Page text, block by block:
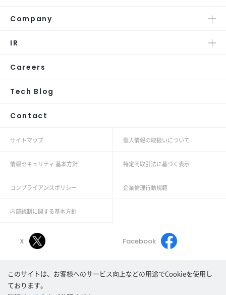
このサイトは、お客様へのサービス向上などの用途でCookieを使用し
ております。
Company
IR
Careers
Tech Blog
Contact
サイトマップ 個人情報の取扱いについて
情報セキュリティ 基本方針 特定商取引法に基づく表示
コンプライアンスポリシー 企業倫理行動規範
内部統制に関する基本方針
X Facebook
Linkedin Youtube